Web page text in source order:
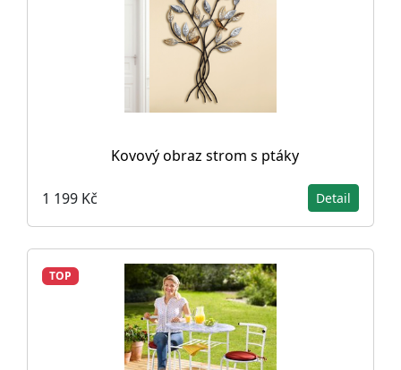
Kovový obraz strom s ptáky
1 199 Kč Detail
TOP